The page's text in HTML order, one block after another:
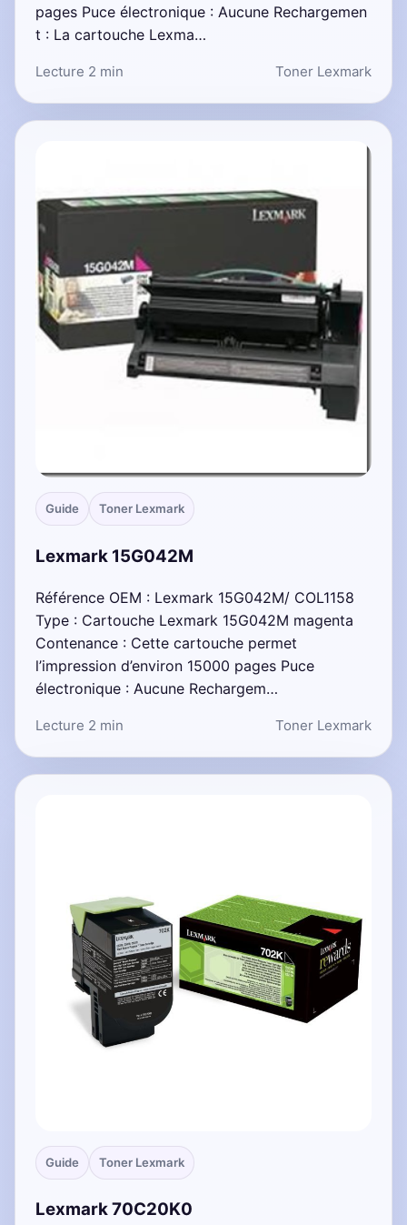
pages Puce électronique : Aucune Rechargemen
t : La cartouche Lexma…
Lecture 2 min Toner Lexmark
Guide Toner Lexmark
Lexmark 15G042M
Référence OEM : Lexmark 15G042M/ COL1158
Type : Cartouche Lexmark 15G042M magenta
Contenance : Cette cartouche permet
l’impression d’environ 15000 pages Puce
électronique : Aucune Rechargem…
Lecture 2 min Toner Lexmark
Guide Toner Lexmark
Lexmark 70C20K0